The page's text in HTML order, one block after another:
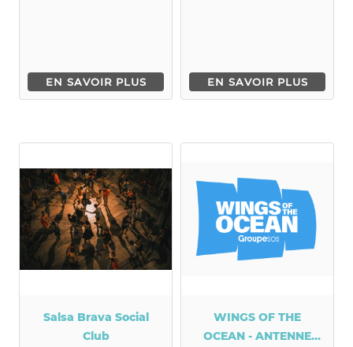
EN SAVOIR PLUS EN SAVOIR PLUS
Salsa Brava Social
Club
WINGS OF THE
OCEAN - ANTENNE